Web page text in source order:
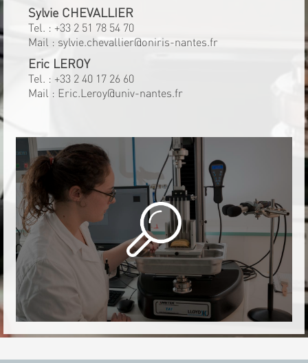
Sylvie CHEVALLIER
Tel. : +33 2 51 78 54 70
Mail : sylvie.chevallier@oniris-nantes.fr
Eric LEROY
Tel. : +33 2 40 17 26 60
Mail : Eric.Leroy@univ-nantes.fr